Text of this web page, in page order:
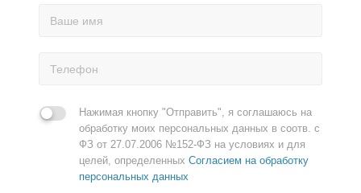
Нажимая кнопку "Отправить", я соглашаюсь на
обработку моих персональных данных в соотв. с
ФЗ от 27.07.2006 №152-ФЗ на условиях и для
целей, определенных Согласием на обработку
персональных данных